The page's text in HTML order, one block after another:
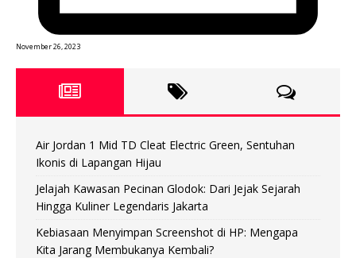
November 26, 2023
Air Jordan 1 Mid TD Cleat Electric Green, Sentuhan
Ikonis di Lapangan Hijau
Jelajah Kawasan Pecinan Glodok: Dari Jejak Sejarah
Hingga Kuliner Legendaris Jakarta
Kebiasaan Menyimpan Screenshot di HP: Mengapa
Kita Jarang Membukanya Kembali?